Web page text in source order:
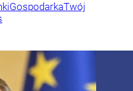
GospodarkaTwój